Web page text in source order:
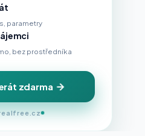
parametry
bez prostředníka
zdarma